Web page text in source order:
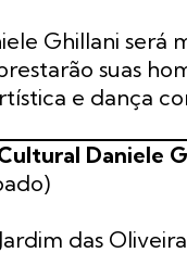
Ghillani será
suas
e dança
Daniele
das